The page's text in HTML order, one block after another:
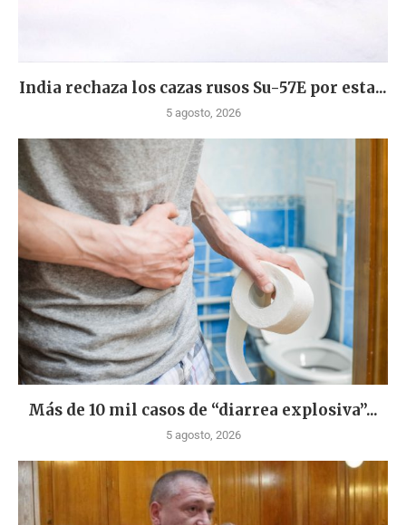
India rechaza los cazas rusos Su-57E por esta...
5 agosto, 2026
Más de 10 mil casos de “diarrea explosiva”...
5 agosto, 2026